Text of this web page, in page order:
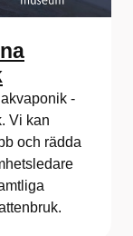
-
Vi kan
och rädda